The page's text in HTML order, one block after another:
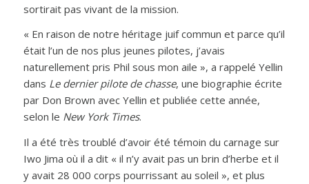
sortirait pas vivant de la mission.
« En raison de notre héritage juif commun et parce qu’il
était l’un de nos plus jeunes pilotes, j’avais
naturellement pris Phil sous mon aile », a rappelé Yellin
dans Le dernier pilote de chasse, une biographie écrite
par Don Brown avec Yellin et publiée cette année,
selon le New York Times.
Il a été très troublé d’avoir été témoin du carnage sur
Iwo Jima où il a dit « il n’y avait pas un brin d’herbe et il
y avait 28 000 corps pourrissant au soleil », et plus